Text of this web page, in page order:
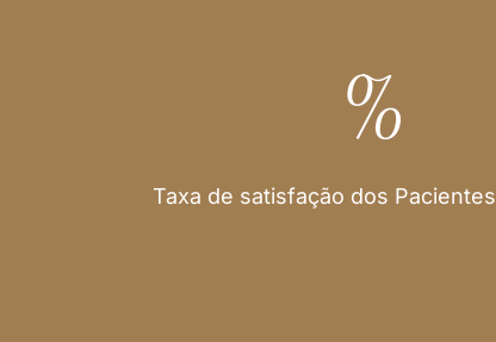
%
Taxa de satisfação dos Pacientes